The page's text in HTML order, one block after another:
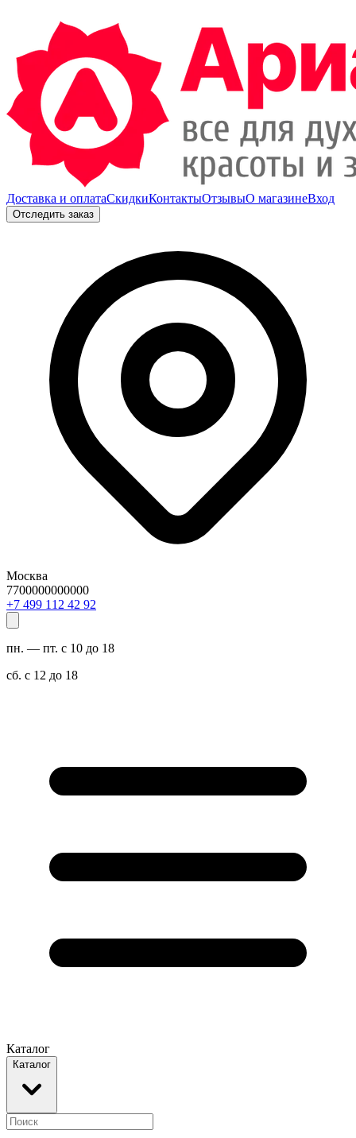
Доставка и оплатаСкидкиКонтактыОтзывыО магазинеВход
Отследить заказ
Москва
7700000000000
29 24 211 994 7+
пн. — пт. с 10 до 18
сб. с 12 до 18
Каталог
Каталог